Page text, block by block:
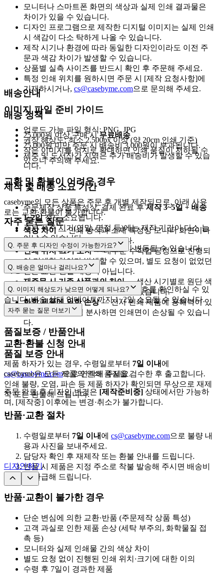
모니터나 스마트폰 화면의 색상과 실제 인쇄 결과물은
차이가 있을 수 있습니다.
디자인 프로그램으로 제작한 디지털 이미지는 실제 인쇄
시 색감이 다소 탁하게 나올 수 있습니다.
제작 시기나 환경에 따라 동일한 디자인이라도 이전 주
문과 색감 차이가 발생할 수 있습니다.
상품별 실측 사이즈를 반드시 확인 후 주문해 주세요.
특정 인쇄 위치를 원하시면 주문 시 [제작 요청사항]에
기재하시거나, cs@casebyme.com으로 문의해 주세요.
이미지 파일 준비 가이드
업로드 가능 파일 형식: PNG, JPG
권장 해상도: 최소 2,500px 이상 (약 20cm 인쇄 기준)
작은 이미지를 억지로 확대하면 인쇄 품질이 저하될 수
있으니 주의해 주세요.
교환 및 환불이 어려운 경우
casebyme의 모든 상품은 주문 후 개별 제작되므로, 아래 사유
로는 교환·환불이 불가합니다.
색상 차이 — 인쇄 방식과 소재 특성상 모니터 화면이나
출력물과 차이가 날 수 있습니다.
인쇄 위치·크기 오차— 대부분 수작업 공정으로 진행되
어 미세한 차이가 발생할 수 있으며, 별도 요청이 없었던
건은 교환·환불 대상이 아닙니다.
재주문 시 기존 상품과의 차이— 생산 시기별로 원단 색
상·사이즈에 소폭 차이가 있을 수 있습니다.
화학 제품에 의한 손상— 전사 인쇄 제품에 용해력이 있
는 향수 등을 직접 분사하면 인쇄면이 손상될 수 있습니
다.
교환·환불 신청 안내
제품 하자가 있는 경우, 수령일로부터 7일 이내 에
cs@casebyme.com으로 연락해 주세요.
주문 완료 후 디자인 변경은 [제작준비중] 상태에서만 가능하
며, [제작중] 이후에는 변경·취소가 불가합니다.
배송안내
배송 정책
25,000원 이상 구매 시무료배송
25,000원 미만 주문 시 배송비 3,000원이 부과됩니다.
제주 및 도서산간 지역은 추가 배송비가 발생할 수 있습
니다.
제작 및 배송 소요 기간
주문제작 상품 특성상, 결제 완료 후제작 3~5일 + 배송
1~2일정도 소요됩니다.
주문 폭주 시기(연말, 명절 등)에는 제작 기간이 다소 늘
어날 수 있습니다.
택배사 사정에 따라 배송 일정이 변동될 수 있습니다.
배송 조회
[마이페이지 → 주문내역]에서 운송장 번호를 확인하실 수 있
습니다. 배송 상태 업데이트까지 1~2일 소요될 수 있습니다.
자주 묻는 질문
Q. 주문 후 디자인 수정이 가능한가요?
[제작준비중]
cs@casebyme.com
Q. 배송은 얼마나 걸리나요?
3~5영업일 1~2영업일
Q. 이미지 해상도가 낮으면 어떻게 되나요?
2,500px 이상
자주 묻는 질문 더보기
품질보증 / 반품안내
품질 보증 안내
casebyme은 모든 제품의 인쇄 품질을 검수한 후 출고합니다.
인쇄 불량, 오염, 파손 등 제품 하자가 확인되면 무상으로 재제
작 또는 환불해 드립니다.
반품·교환 절차
수령일로부터 7일 이내 에 cs@casebyme.com으로 불량 내
용과 사진을 보내주세요.
담당자 확인 후 재제작 또는 환불 안내를 드립니다.
반품 시 제품은 지정 주소로 착불 발송해 주시면 배송비
를 환급해 드립니다.
반품·교환이 불가한 경우
단순 변심에 의한 교환·반품 (주문제작 상품 특성)
고객 과실로 인한 제품 손상 (세탁 부주의, 화학물질 접
촉 등)
모니터와 실제 인쇄물 간의 색상 차이
별도 요청 없이 진행된 인쇄 위치·크기에 대한 이의
수령 후 7일이 경과한 제품
디자인하기